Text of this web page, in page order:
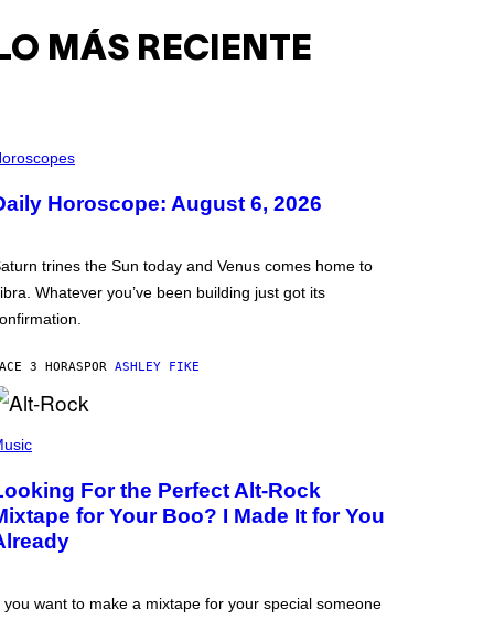
LO MÁS RECIENTE
Horoscope: August 6, 2026
trines the Sun today and Venus comes home to
Whatever you’ve been building just got its
3 HORAS POR ASHLEY FIKE
For the Perfect Alt-Rock
for Your Boo? I Made It for You
you want to make a mixtape for your special someone